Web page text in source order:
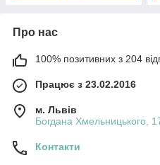
Про нас
100% позитивних з 204
Працює з 23.02.2016
м. Львів
Богдана Хмельницького,
Контакти